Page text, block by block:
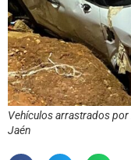
Vehículos arrastrados
Jaén